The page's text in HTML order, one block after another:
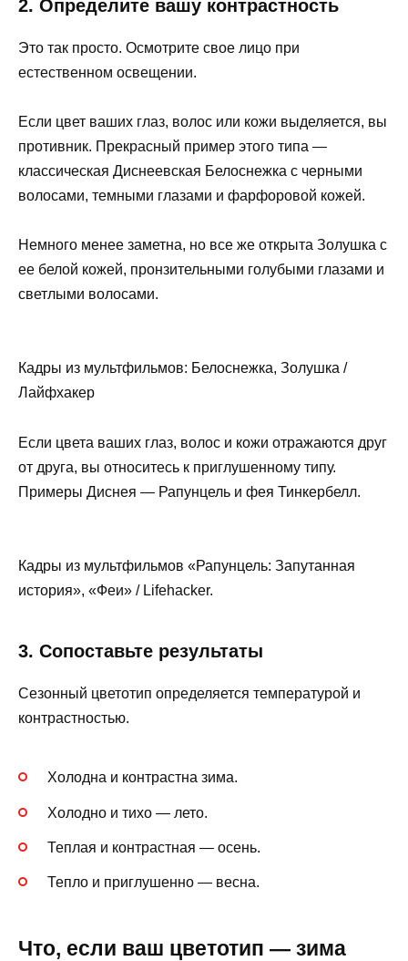
2. Определите вашу контрастность
Это так просто. Осмотрите свое лицо при
естественном освещении.
Если цвет ваших глаз, волос или кожи выделяется, вы
противник. Прекрасный пример этого типа —
классическая Диснеевская Белоснежка с черными
волосами, темными глазами и фарфоровой кожей.
Немного менее заметна, но все же открыта Золушка с
ее белой кожей, пронзительными голубыми глазами и
светлыми волосами.
Кадры из мультфильмов: Белоснежка, Золушка /
Лайфхакер
Если цвета ваших глаз, волос и кожи отражаются друг
от друга, вы относитесь к приглушенному типу.
Примеры Диснея — Рапунцель и фея Тинкербелл.
Кадры из мультфильмов «Рапунцель: Запутанная
история», «Феи» / Lifehacker.
3. Сопоставьте результаты
Сезонный цветотип определяется температурой и
контрастностью.
Холодна и контрастна зима.
Холодно и тихо — лето.
Теплая и контрастная — осень.
Тепло и приглушенно — весна.
Что, если ваш цветотип — зима